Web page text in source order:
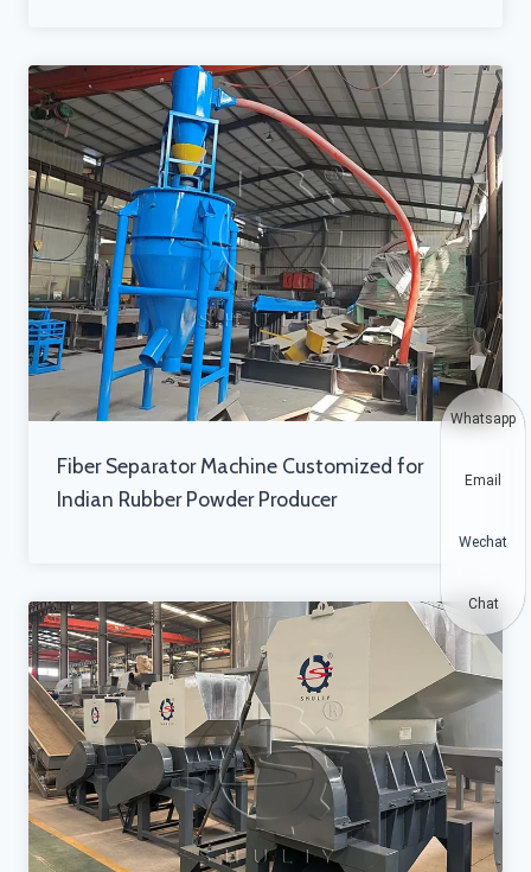
Fiber Separator Machine Customized for
Indian Rubber Powder Producer
Whatsapp
Email
Wechat
Chat